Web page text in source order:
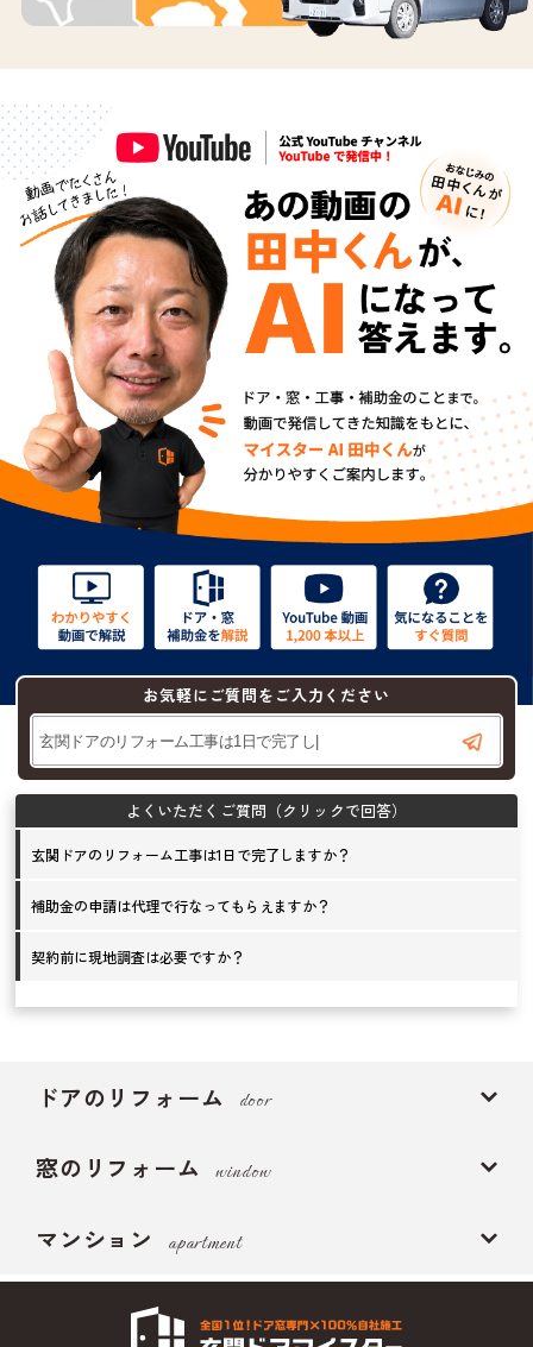
お気軽にご質問をご入力ください
玄関ドアのリフォーム工事は1日で完了しますか？
補助金の申請は代理で行なってもらえますか？
契約前に現地調査は必要ですか？
ドアのリフォーム door
窓のリフォーム window
マンション apartment